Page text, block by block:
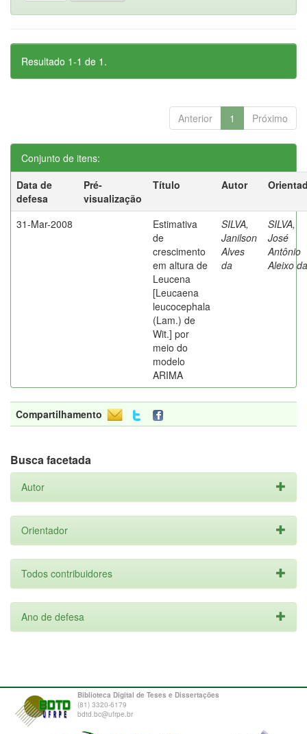
Resultado 1-1 de 1.
Anterior 1 Próximo
Conjunto de itens:
Data de
defesa
Pré-
visualização
Título Autor
31-Mar-2008
Estimativa
de
crescimento
em altura de
Leucena
[Leucaena
leucocephala
(Lam.) de
Wit.] por
meio do
modelo
ARIMA
SILVA,
Janilson
Alves
da
SILVA,
José
Antônio
Aleixo da
Compartilhamento
Busca facetada
Autor
Orientador
Todos contribuidores
Ano de defesa
Biblioteca Digital de Teses e Dissertações
(81) 3320-6179
bdtd.bc@ufrpe.br